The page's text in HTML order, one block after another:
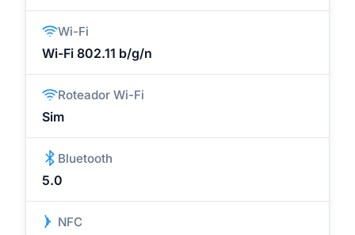
Wi-Fi
Wi-Fi 802.11 b/g/n
Roteador Wi-Fi
Sim
Bluetooth
5.0
NFC